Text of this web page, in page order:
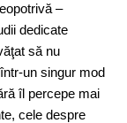
–
dedicate
să nu
un singur mod
îl percepe mai
cele despre